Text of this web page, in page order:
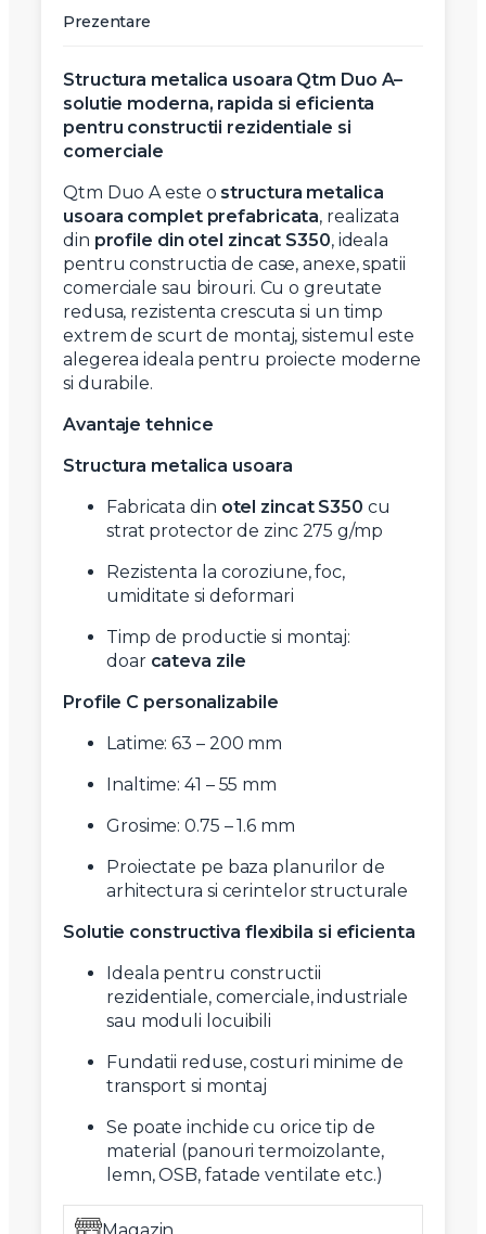
Prezentare
Structura metalica usoara Qtm Duo A–
solutie moderna, rapida si eficienta
pentru constructii rezidentiale si
comerciale
Qtm Duo A este o structura metalica
usoara complet prefabricata, realizata
din profile din otel zincat S350, ideala
pentru constructia de case, anexe, spatii
comerciale sau birouri. Cu o greutate
redusa, rezistenta crescuta si un timp
extrem de scurt de montaj, sistemul este
alegerea ideala pentru proiecte moderne
si durabile.
Avantaje tehnice
Structura metalica usoara
Fabricata din otel zincat S350 cu
strat protector de zinc 275 g/mp
Rezistenta la coroziune, foc,
umiditate si deformari
Timp de productie si montaj:
doar cateva zile
Profile C personalizabile
Latime: 63 – 200 mm
Inaltime: 41 – 55 mm
Grosime: 0.75 – 1.6 mm
Proiectate pe baza planurilor de
arhitectura si cerintelor structurale
Solutie constructiva flexibila si eficienta
Ideala pentru constructii
rezidentiale, comerciale, industriale
sau moduli locuibili
Fundatii reduse, costuri minime de
transport si montaj
Se poate inchide cu orice tip de
material (panouri termoizolante,
lemn, OSB, fatade ventilate etc.)
Magazin